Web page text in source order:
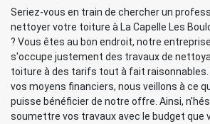
Seriez-vous en train de chercher un
nettoyer votre toiture à La Capelle Les
? Vous êtes au bon endroit, notre
s'occupe justement des travaux de
toiture à des tarifs tout à fait raisonnables.
vos moyens financiers, nous veillons à ce
puisse bénéficier de notre offre. Ainsi,
soumettre vos travaux avec le budget que